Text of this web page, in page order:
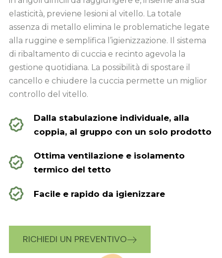
elasticità, previene lesioni al vitello. La totale
assenza di metallo elimina le problematiche legate
alla ruggine e semplifica l’igienizzazione. Il sistema
di ribaltamento di cuccia e recinto agevola la
gestione quotidiana. La possibilità di spostare il
cancello e chiudere la cuccia permette un miglior
controllo del vitello.
Dalla stabulazione individuale, alla
coppia, al gruppo con un solo prodotto
Ottima ventilazione e isolamento
termico del tetto
Facile e rapido da igienizzare
RICHIEDI UN PREVENTIVO